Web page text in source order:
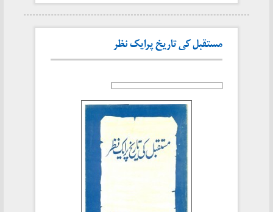
مستقبل کی تاریخ پرایک نظر